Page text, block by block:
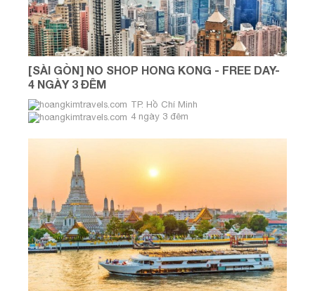
[SÀI GÒN] NO SHOP HONG KONG - FREE DAY-
4 NGÀY 3 ĐÊM
TP. Hồ Chí Minh
4 ngày 3 đêm